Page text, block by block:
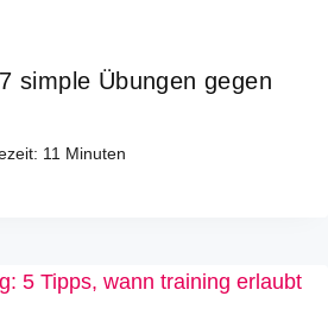
simple Übungen gegen
11 Minuten